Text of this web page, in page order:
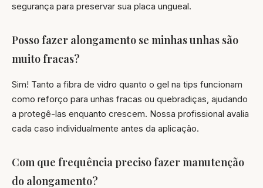
segurança para preservar sua placa ungueal.
Posso fazer alongamento se minhas unhas são
muito fracas?
Sim! Tanto a fibra de vidro quanto o gel na tips funcionam
como reforço para unhas fracas ou quebradiças, ajudando
a protegê-las enquanto crescem. Nossa profissional avalia
cada caso individualmente antes da aplicação.
Com que frequência preciso fazer manutenção
do alongamento?